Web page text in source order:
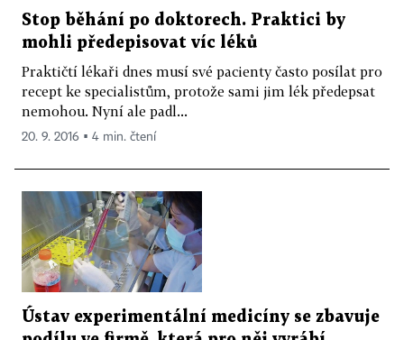
Stop běhání po doktorech. Praktici by
mohli předepisovat víc léků
Praktičtí lékaři dnes musí své pacienty často posílat pro
recept ke specialistům, protože sami jim lék předepsat
nemohou. Nyní ale padl...
20. 9. 2016 ▪ 4 min. čtení
Ústav experimentální medicíny se zbavuje